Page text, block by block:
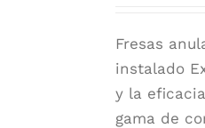
Fresas
instalado
y la
gama de